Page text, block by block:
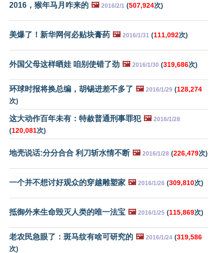
2016，猴年马月咋来的 🖼️ 2016/2/1 (507,924次)
美爆了！新华网何必贴块膏药 🖼️ 2016/1/31 (111,092次)
外国父母这样晒娃 咱别使错了劲 🖼️ 2016/1/30 (319,686次)
环球时报将换总编，胡锡进差不多了 🖼️ 2016/1/29 (128,274
次)
这大动作百年未有：特赦普通刑事罪犯 🖼️ 2016/1/28
(120,081次)
地壳说话:分分合合 利刀斩水情不断 🖼️ 2016/1/28 (226,479次)
一个并不想讨好观众的穿越雕塑家 🖼️ 2016/1/26 (309,810次)
抵御外来生命毁灭人类的唯一法宝 🖼️ 2016/1/25 (115,869次)
老农民急眼了：斑马纹有啥可研究的 🖼️ 2016/1/24 (319,586
次)